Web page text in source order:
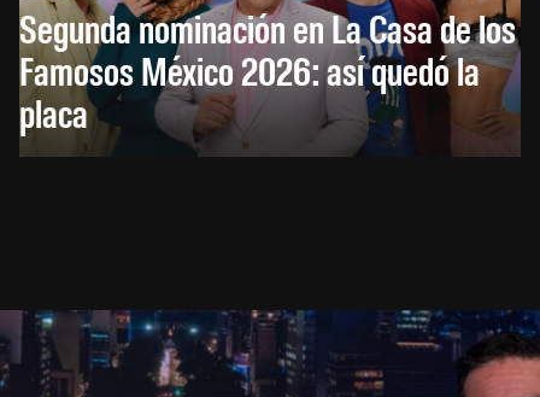
Segunda nominación en La Casa de los
Famosos México 2026: así quedó la
placa